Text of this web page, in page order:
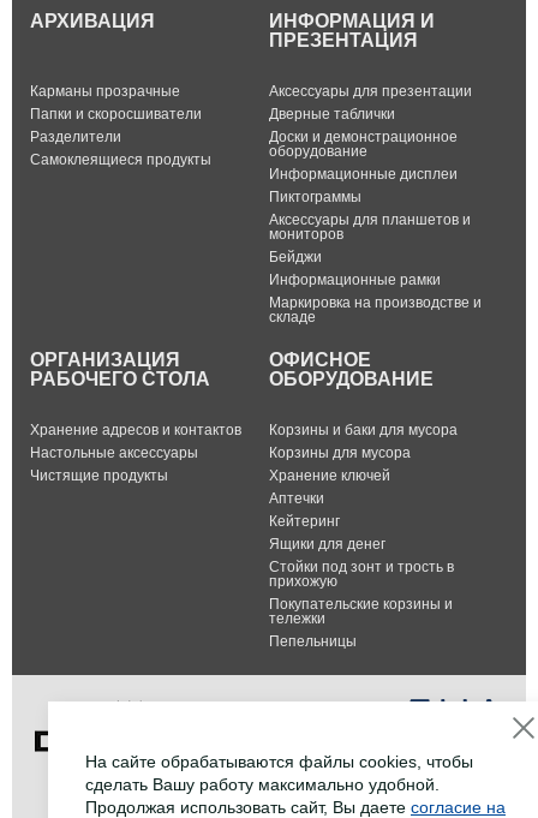
АРХИВАЦИЯ
Карманы прозрачные
Папки и скоросшиватели
Разделители
Самоклеящиеся продукты
ИНФОРМАЦИЯ И
ПРЕЗЕНТАЦИЯ
Аксессуары для презентации
Дверные таблички
Доски и демонстрационное
оборудование
Информационные дисплеи
Пиктограммы
Аксессуары для планшетов и
мониторов
Бейджи
Информационные рамки
Маркировка на производстве и
складе
ОРГАНИЗАЦИЯ
РАБОЧЕГО СТОЛА
Хранение адресов и контактов
Настольные аксессуары
Чистящие продукты
ОФИСНОЕ
ОБОРУДОВАНИЕ
Корзины и баки для мусора
Корзины для мусора
Хранение ключей
Аптечки
Кейтеринг
Ящики для денег
Стойки под зонт и трость в
прихожую
Покупательские корзины и
тележки
Пепельницы
Тел.: +7 (495) 232-07-42
Факс: +7 (495) 232-07-42
На сайте обрабатываются файлы cookies, чтобы
сделать Вашу работу максимально удобной.
Продолжая использовать сайт, Вы даете согласие на